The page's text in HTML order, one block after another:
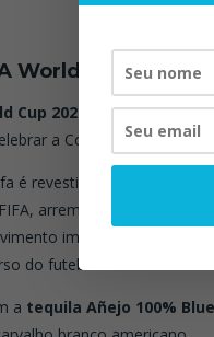
World Cup Edition
Cup 2026 Editioné um
a Copa do Mundo FIFA
é revestido em um tom
arrematado por uma
importante: a entrada
do futebol mundial.
a tequila Añejo 100%